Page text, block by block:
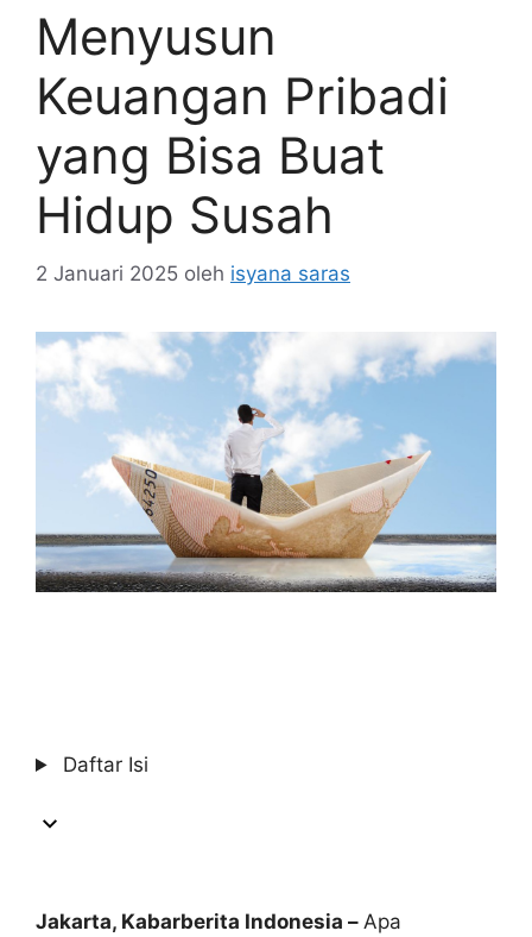
Menyusun
Keuangan Pribadi
yang Bisa Buat
Hidup Susah
2 Januari 2025 oleh isyana saras
Daftar Isi
Jakarta, Kabarberita Indonesia – Apa